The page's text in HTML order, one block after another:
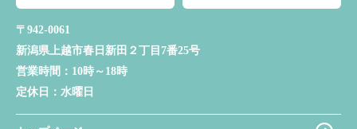
〒942-0061
新潟県上越市春日新田２丁目7番25号
営業時間： 10時～18時
定休日： 水曜日